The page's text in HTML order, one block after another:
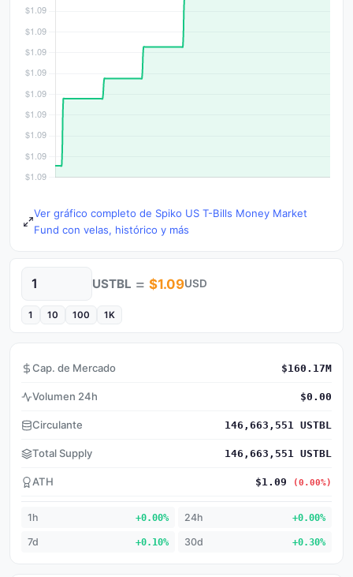
Ver gráfico completo de Spiko US T-Bills Money Market
Fund con velas, histórico y más
Cantidad USTBL = $1.09USD
1 10 100 1K
Cap. de Mercado $160.17M
Volumen 24h $0.00
Circulante 146,663,551 USTBL
Total Supply 146,663,551 USTBL
ATH $1.09 (0.00%)
1h +0.00% 24h +0.00%
7d +0.10% 30d +0.30%